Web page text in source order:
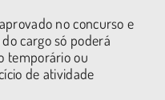
no concurso e
cargo só poderá
temporário ou
de atividade